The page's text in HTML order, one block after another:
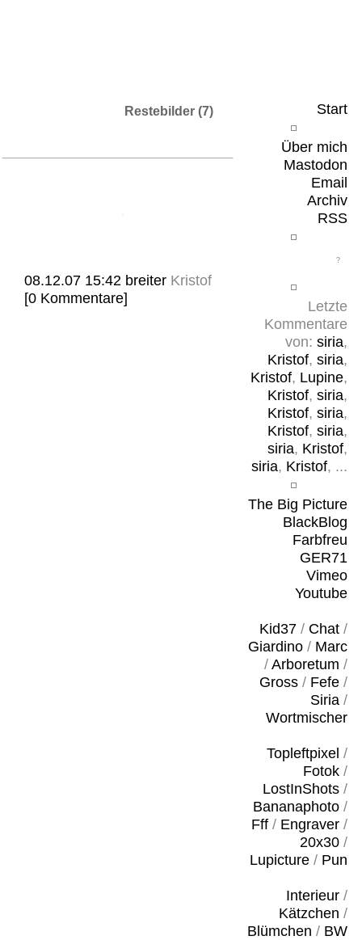
Start
Über mich
Mastodon
Email
Archiv
RSS
Letzte
Kommentare
von: siria,
Kristof, siria,
Kristof, Lupine,
Kristof, siria,
Kristof, siria,
Kristof, siria,
siria, Kristof,
siria, Kristof, ...
The Big Picture
BlackBlog
Farbfreu
GER71
Vimeo
Youtube
Kid37/ Chat/
Giardino/ Marc
/ Arboretum /
Gross/ Fefe/
Siria/
Wortmischer
Topleftpixel /
Fotok/
LostInShots/
Bananaphoto/
Fff/ Engraver/
20x30/
Lupicture/ Pun
Interieur/
Kätzchen /
Blümchen / BW
Restebilder (7)
08.12.07 15:42 breiter Kristof
[0 Kommentare]